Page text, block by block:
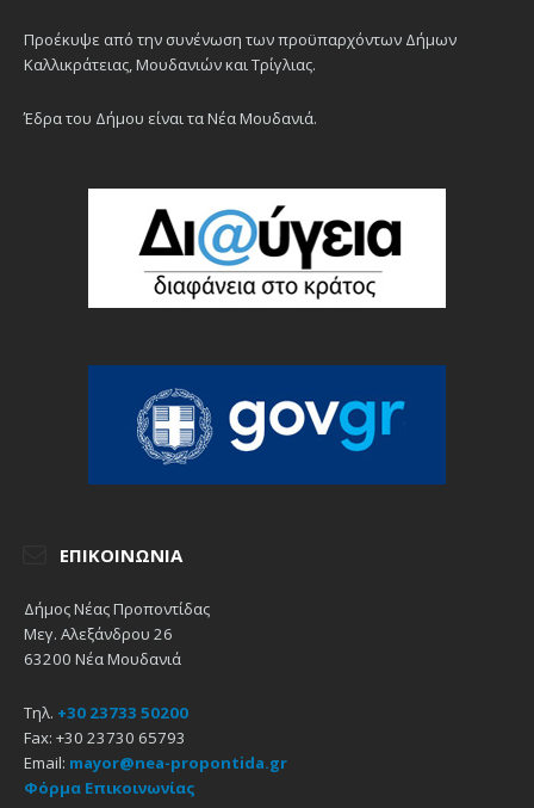
Προέκυψε από την συνένωση των προϋπαρχόντων Δήμων
Καλλικράτειας, Μουδανιών και Τρίγλιας.
Έδρα του Δήμου είναι τα Νέα Μουδανιά.
ΕΠΙΚΟΙΝΩΝΊΑ
Δήμος Νέας Προποντίδας
Μεγ. Αλεξάνδρου 26
63200 Νέα Μουδανιά
Τηλ. +30 23733 50200
Fax: +30 23730 65793
Email: mayor@nea-propontida.gr
Φόρμα Επικοινωνίας